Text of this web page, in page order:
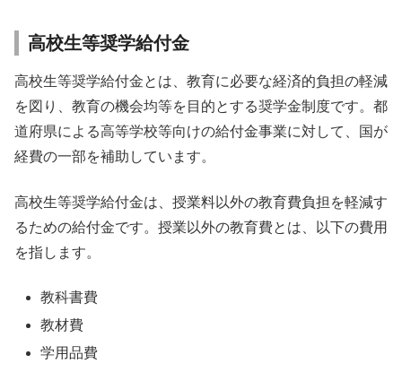
高校生等奨学給付金
高校生等奨学給付金とは、教育に必要な経済的負担の軽減
を図り、教育の機会均等を目的とする奨学金制度です。都
道府県による高等学校等向けの給付金事業に対して、国が
経費の一部を補助しています。
高校生等奨学給付金は、授業料以外の教育費負担を軽減す
るための給付金です。授業以外の教育費とは、以下の費用
を指します。
教科書費
教材費
学用品費